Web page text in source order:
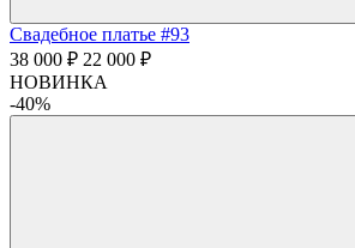
Свадебное платье #93
38 000 ₽ 22 000 ₽
НОВИНКА
-40%